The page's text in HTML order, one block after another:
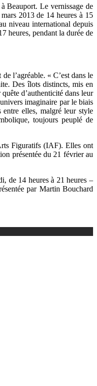
Beauport. Le vernissage de
2013 de 14 heures à 15
niveau international depuis
heures, pendant la durée de
l’agréable. « C’est dans le
Des îlots distincts, mis en
d’authenticité dans leur
imaginaire par le biais
elles, malgré leur style
toujours peuplé de
Figuratifs (IAF). Elles ont
présentée du 21 février au
de 14 heures à 21 heures –
par Martin Bouchard